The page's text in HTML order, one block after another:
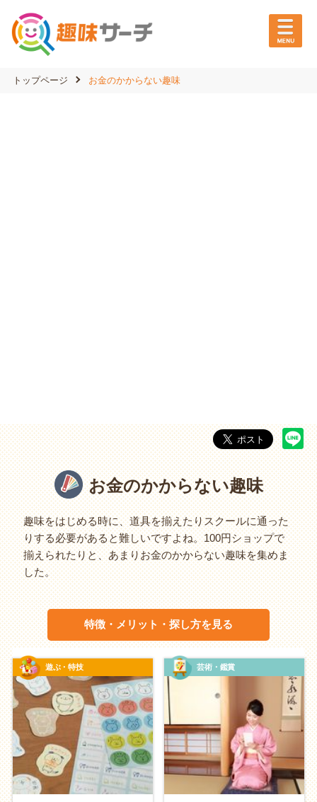
トップページ お金のかからない趣味
お金のかからない趣味
趣味をはじめる時に、道具を揃えたりスクールに通った
りする必要があると難しいですよね。100円ショップで
揃えられたりと、あまりお金のかからない趣味を集めま
した。
特徴・メリット・探し方を見る
お金のかからない趣味の特徴
街や自然を味方にする「フィールドワー
ク・スタイル」
図書館、公園、神社、ウィンドウショッピング。一歩
遊ぶ・特技 芸術・鑑賞